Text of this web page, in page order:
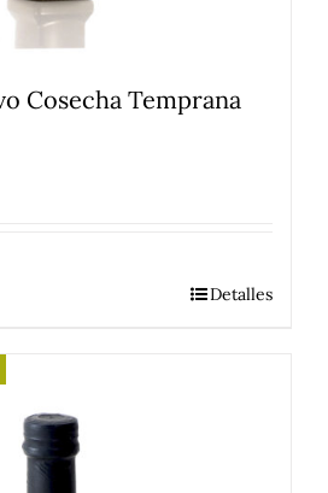
Cosecha Temprana
Detalles